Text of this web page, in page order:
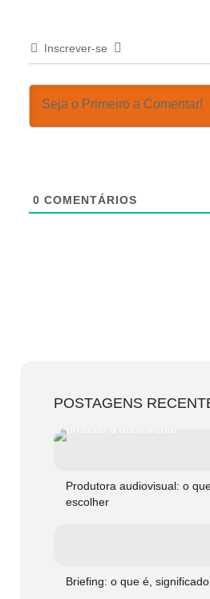
Inscrever-se
0 COMENTÁRIOS
POSTAGENS
Produtora audiovisual: o
escolher
Briefing: o que é,